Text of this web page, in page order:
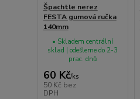
Špachtle nerez
FESTA gumová ručka
140mm
60 Kč/ks
50 Kč bez
DPH
• Skladem centrální
sklad | odešleme do 2-3
prac. dnů